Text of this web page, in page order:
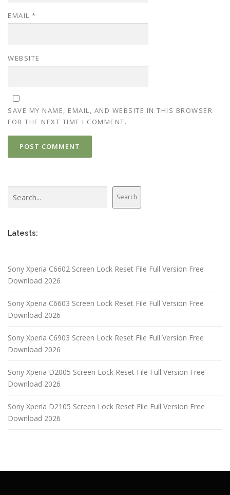
EMAIL *
WEBSITE
SAVE MY NAME, EMAIL, AND WEBSITE IN THIS BROWSER
FOR THE NEXT TIME I COMMENT.
Search
Latests:
Sony Xperia C6602 Screen Lock Reset File Full Version Free
Download 2026
Sony Xperia C6603 Screen Lock Reset File Full Version Free
Download 2026
Sony Xperia C6903 Screen Lock Reset File Full Version Free
Download 2026
Sony Xperia D2005 Screen Lock Reset File Full Version Free
Download 2026
Sony Xperia D2105 Screen Lock Reset File Full Version Free
Download 2026